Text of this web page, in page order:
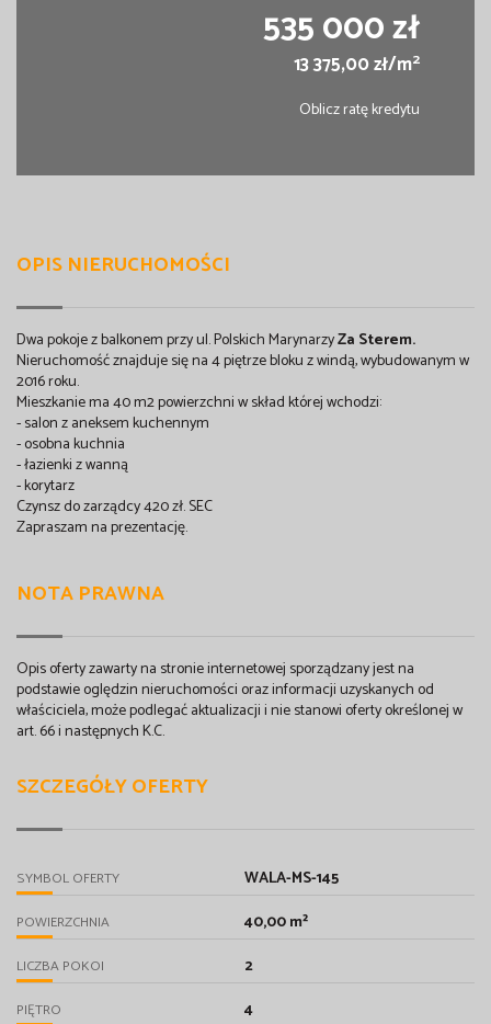
535 000 zł
13 375,00 zł/m2
Oblicz ratę kredytu
OPIS NIERUCHOMOŚCI
Dwa pokoje z balkonem przy ul. Polskich MarynarzyZa Sterem.
Nieruchomość znajduje się na 4 piętrze bloku z windą, wybudowanym w
2016 roku.
Mieszkanie ma 40 m2 powierzchni w skład której wchodzi:
- salon z aneksem kuchennym
- osobna kuchnia
- łazienki z wanną
- korytarz
Czynsz do zarządcy 420 zł. SEC
Zapraszam na prezentację.
NOTA PRAWNA
Opis oferty zawarty na stronie internetowej sporządzany jest na
podstawie oględzin nieruchomości oraz informacji uzyskanych od
właściciela, może podlegać aktualizacji i nie stanowi oferty określonej w
art. 66 i następnych K.C.
SZCZEGÓŁY OFERTY
SYMBOL OFERTY WALA-MS-145
POWIERZCHNIA 40,00 m²
LICZBA POKOI 2
PIĘTRO 4